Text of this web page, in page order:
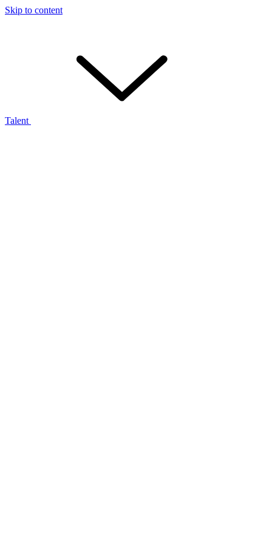
Skip to content
Talent